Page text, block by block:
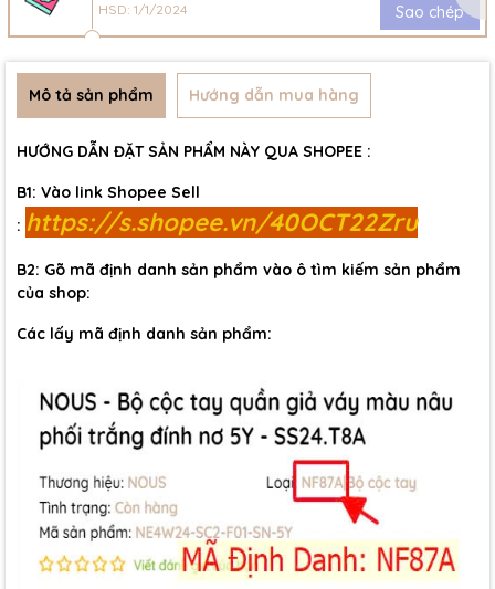
HSD: 1/1/2024
Sao chép
Mô tả sản phẩm Hướng dẫn mua hàng
HƯỚNG DẪN ĐẶT SẢN PHẨM NÀY QUA SHOPEE :
B1: Vào link Shopee Sell
: https://s.shopee.vn/40OCT22Zru
B2: Gõ mã định danh sản phẩm vào ô tìm kiếm sản phẩm
của shop:
Các lấy mã định danh sản phẩm: